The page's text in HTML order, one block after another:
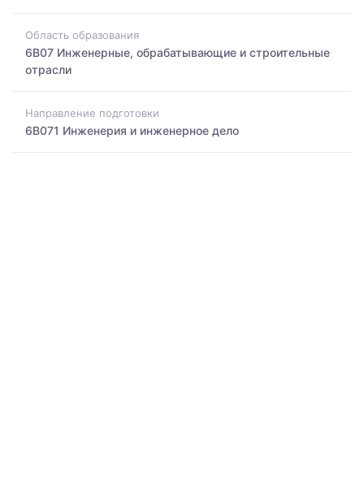
Область образования
6B07 Инженерные, обрабатывающие и строительные
отрасли
Направление подготовки
6B071 Инженерия и инженерное дело